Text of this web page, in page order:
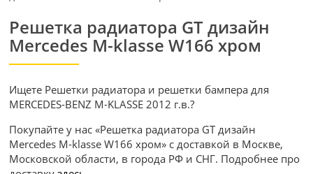
Решетка радиатора GT дизайн
Mercedes M-klasse W166 хром
Ищете Решетки радиатора и решетки бампера для
MERCEDES-BENZ M-KLASSE 2012 г.в.?
Покупайте у нас «Решетка радиатора GT дизайн
Mercedes M-klasse W166 хром» с доставкой в Москве,
Московской области, в города РФ и СНГ. Подробнее про